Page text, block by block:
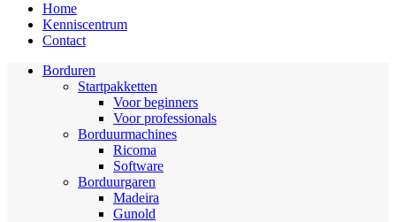
Home
Kenniscentrum
Contact
Borduren
Startpakketten
Voor beginners
Voor professionals
Borduurmachines
Ricoma
Software
Borduurgaren
Madeira
Gunold